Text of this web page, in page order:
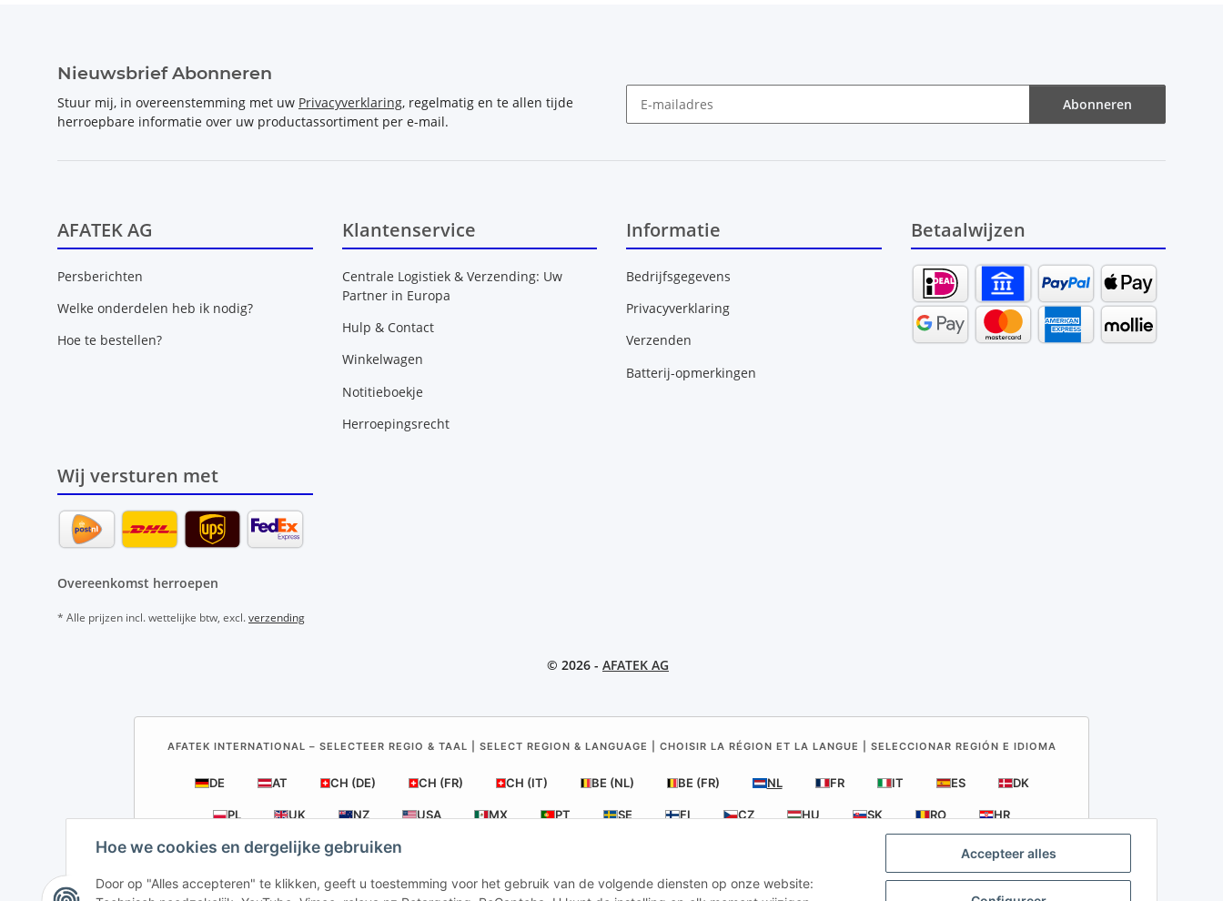
Accepteer alles
Hoe we cookies en dergelijke gebruiken
Door op "Alles accepteren" te klikken, geeft u toestemming voor het gebruik van de volgende diensten op onze website:
Nieuwsbrief Abonneren
Stuur mij, in overeenstemming met uw Privacyverklaring, regelmatig en te allen tijde
herroepbare informatie over uw productassortiment per e-mail.
Abonneren
AFATEK AG
Persberichten
Welke onderdelen heb ik nodig?
Hoe te bestellen?
Klantenservice
Centrale Logistiek & Verzending: Uw
Partner in Europa
Hulp & Contact
Winkelwagen
Notitieboekje
Herroepingsrecht
Informatie
Bedrijfsgegevens
Privacyverklaring
Verzenden
Batterij-opmerkingen
Betaalwijzen
Wij versturen met
Overeenkomst herroepen
* Alle prijzen incl. wettelijke btw, excl.verzending
© 2026 - AFATEK AG
AFATEK INTERNATIONAL – SELECTEER REGIO & TAAL | SELECT REGION & LANGUAGE | CHOISIR LA RÉGION ET LA LANGUE | SELECCIONAR REGIÓN E IDIOMA
DE AT CH (DE) CH (FR) CH (IT) BE (NL) BE (FR) NL FR IT ES DK
PL UK NZ USA MX PT SE FI CZ HU SK RO HR
AFATEK Nederland| Uw specialist in aanhangeronderdelen en onderdelen voor bedrijfsvoertuigen